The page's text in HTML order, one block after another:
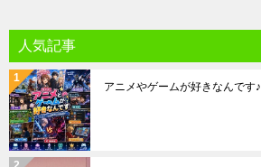
人気記事
アニメやゲームが好きなんです♪